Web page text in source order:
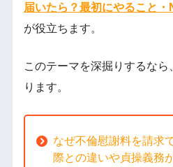
届いたら？最初にやること
が役立ちます。
このテーマを深掘りするな
ります。
なぜ不倫慰謝料を請
際との違いや貞操義務